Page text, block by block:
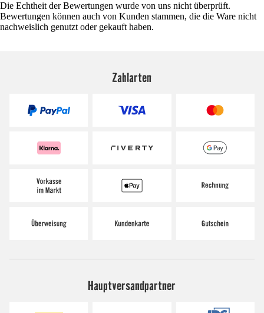
Die Echtheit der Bewertungen wurde von uns nicht überprüft.
Bewertungen können auch von Kunden stammen, die die Ware nicht
nachweislich genutzt oder gekauft haben.
Zahlarten
Hauptversandpartner